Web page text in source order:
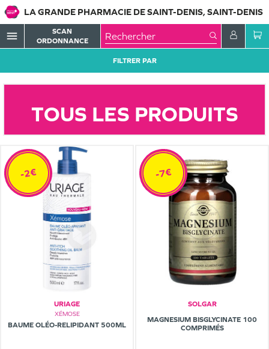
LA GRANDE PHARMACIE DE SAINT-DENIS, SAINT-DENIS
menu
SCAN
ORDONNANCE
FILTRER PAR
TOUS LES PRODUITS
URIAGE
XÉMOSE
BAUME OLÉO-RELIPIDANT 500ML
-2€
SOLGAR
MAGNESIUM BISGLYCINATE 100
COMPRIMÉS
-7€